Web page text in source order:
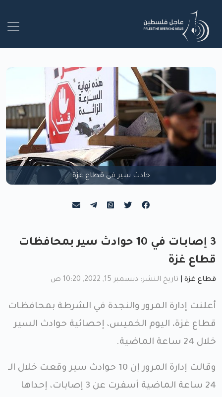
حادث سير في قطاع غزة
3 إصابـات في 10 حوادث سير بمحافظات
قطاع غزة
قطاع غزة تاريخ النشر: ديسمبر 15, 2022, 10:20 ص
أعلنت إدارة المرور والنجدة في الشرطة بمحافظات
قطاع غزة، اليوم الخميس، إحصائية حوادث السير
خلال 24 ساعة الماضية.
وقالت إدارة المرور إن 10 حوادث سير وقعت خلال الـ
24 ساعة الماضية أسفرت عن 3 إصابات، إحداها